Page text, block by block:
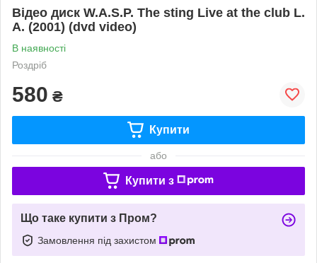
Відео диск W.A.S.P. The sting Live at the club L.
A. (2001) (dvd video)
В наявності
Роздріб
580 ₴
Купити
або
Купити з
Що таке купити з Пром?
Замовлення під захистом